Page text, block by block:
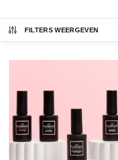
FILTERS WEERGEVEN